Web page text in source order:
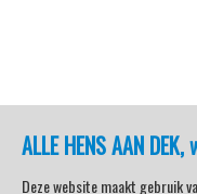
ALLE HENS AAN
Deze website maakt gebruik